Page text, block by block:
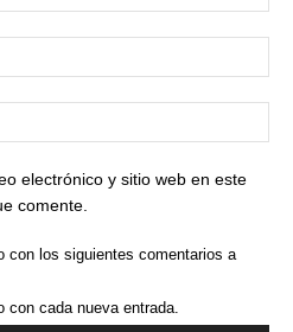
electrónico y sitio web en este
comente.
con los siguientes comentarios a
con cada nueva entrada.